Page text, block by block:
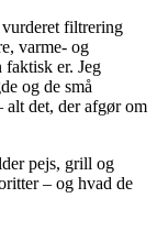
vurderet filtrering
varme- og
faktisk er. Jeg
og de små
alt det, der afgør om
pejs, grill og
– og hvad de